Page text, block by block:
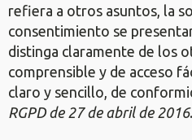
refiera a otros asuntos, la
consentimiento se
distinga claramente de los
comprensible y de acceso
claro y sencillo, de
RGPD de 27 de abril de 2016.